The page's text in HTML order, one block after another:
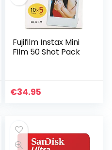
Fujifilm Instax Mini
Film 50 Shot Pack
€34.95